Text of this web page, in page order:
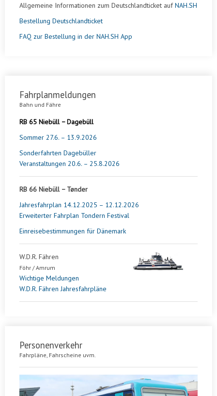
Allgemeine Informationen zum Deutschlandticket aufNAH.SH
Bestellung Deutschlandticket
FAQ zur Bestellung in der NAH.SH App
Fahrplanmeldungen
Bahn und Fähre
RB 65 Niebüll − Dagebüll
Sommer 27.6. – 13.9.2026
Sonderfahrten Dagebüller
Veranstaltungen 20.6. – 25.8.2026
RB 66 Niebüll − Tønder
Jahresfahrplan 14.12.2025 – 12.12.2026
Erweiterter Fahrplan Tondern Festival
Einreisebestimmungen für Dänemark
W.D.R. Fähren
Föhr / Amrum
Wichtige Meldungen
W.D.R. Fähren Jahresfahrpläne
Personenverkehr
Fahrpläne, Fahrscheine uvm.